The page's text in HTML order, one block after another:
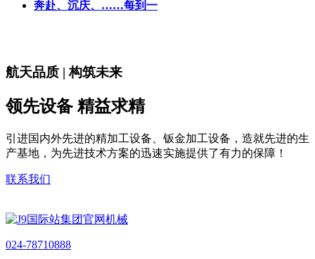
奔赴、沉庆、……每到一
航天品质 | 构筑未来
领先设备 精益求精
引进国内外先进的精加工设备、钣金加工设备，造就先进的生
产基地，为先进技术方案的迅速实施提供了有力的保障！
联系我们
024-78710888